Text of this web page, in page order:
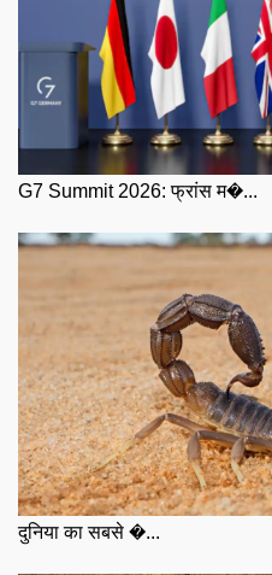
G7 Summit 2026: फ्रांस म�...
दुनिया का सबसे �...